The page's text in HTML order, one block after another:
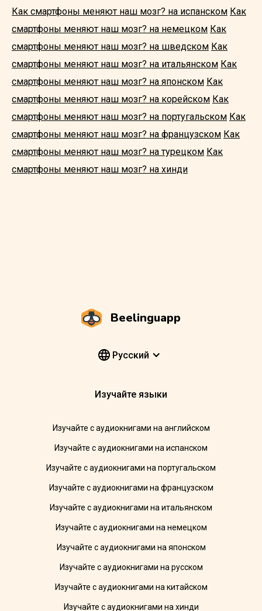
Как смартфоны меняют наш мозг? на испанском Как
смартфоны меняют наш мозг? на немецком Как
смартфоны меняют наш мозг? на шведском Как
смартфоны меняют наш мозг? на итальянском Как
смартфоны меняют наш мозг? на японском Как
смартфоны меняют наш мозг? на корейском Как
смартфоны меняют наш мозг? на португальском Как
смартфоны меняют наш мозг? на французском Как
смартфоны меняют наш мозг? на турецком Как
смартфоны меняют наш мозг? на хинди
Beelinguapp
Pусский
Изучайте языки
Изучайте с аудиокнигами на английском
Изучайте с аудиокнигами на испанском
Изучайте с аудиокнигами на португальском
Изучайте с аудиокнигами на французском
Изучайте с аудиокнигами на итальянском
Изучайте с аудиокнигами на немецком
Изучайте с аудиокнигами на японском
Изучайте с аудиокнигами на русском
Изучайте с аудиокнигами на китайском
Изучайте с аудиокнигами на хинди